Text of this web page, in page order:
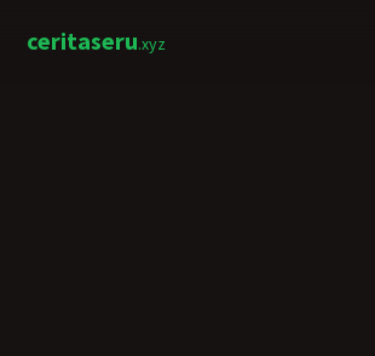
ceritaseru.xyz